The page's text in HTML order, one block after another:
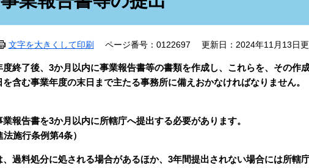
文字を大きくして印刷 ページ番号：0122697 更新日：2024年11月13日
終了後、3か月以内に事業報告書等の書類を作成し、これらを、その作
含む事業年度の末日まで主たる事務所に備えおかなければなりません。
報告書を3か月以内に所轄庁へ提出する必要があります。
施行条例第4条）
過料処分に処される場合があるほか、3年間提出されない場合には所轄